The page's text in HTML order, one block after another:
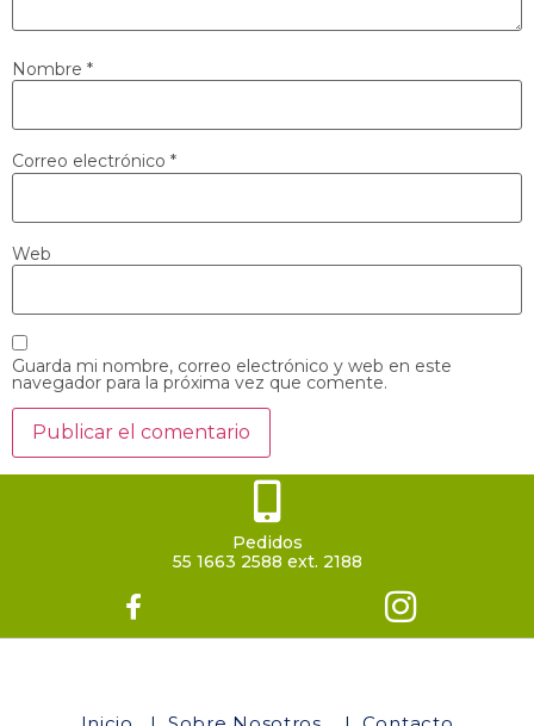
Nombre *
Correo electrónico *
Web
Guarda mi nombre, correo electrónico y web en este
navegador para la próxima vez que comente.
Pedidos
55 1663 2588 ext. 2188